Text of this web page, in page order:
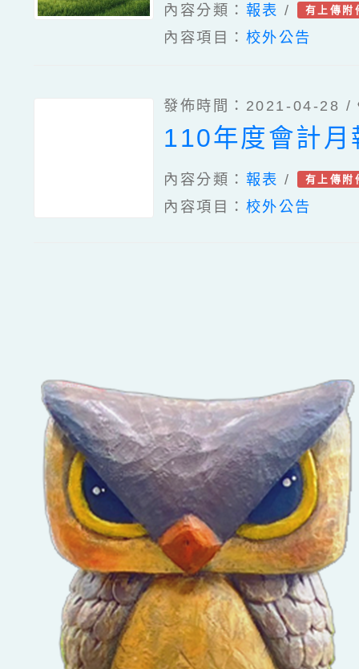
內容分類： 報表 / 有上傳附
內容項目： 校外公告
發佈時間：2021-04-28 /
110年度會計月
內容分類： 報表 / 有上傳附
內容項目： 校外公告